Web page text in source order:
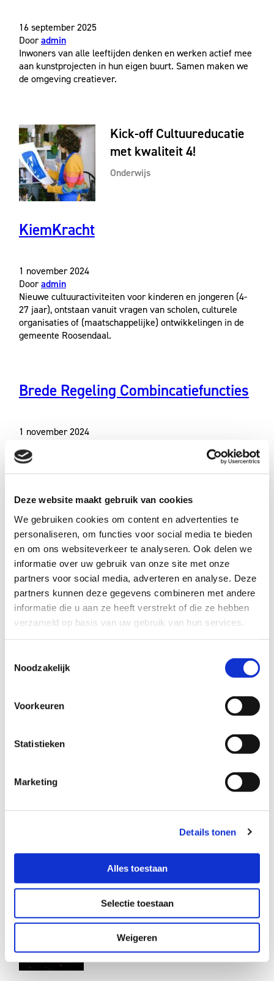
Deze website maakt gebruik van cookies
We gebruiken cookies om content en advertenties te
personaliseren, om functies voor social media te bieden
en om ons websiteverkeer te analyseren. Ook delen we
informatie over uw gebruik van onze site met onze
partners voor social media, adverteren en analyse. Deze
partners kunnen deze gegevens combineren met andere
informatie die u aan ze heeft verstrekt of die ze hebben
verzameld op basis van uw gebruik van hun services.
Noodzakelijk
Voorkeuren
Statistieken
Marketing
Details tonen
Alles toestaan
Selectie toestaan
Weigeren
16 september 2025
Dooradmin
Inwoners van alle leeftijden denken en werken actief mee
aan kunstprojecten in hun eigen buurt. Samen maken we
de omgeving creatiever.
Kick-off Cultuureducatie
met kwaliteit 4!
Onderwijs
KiemKracht
1 november 2024
Dooradmin
Nieuwe cultuuractiviteiten voor kinderen en jongeren (4-
27 jaar), ontstaan vanuit vragen van scholen, culturele
organisaties of (maatschappelijke) ontwikkelingen in de
gemeente Roosendaal.
Brede Regeling Combincatiefuncties
1 november 2024
Kunstprofessionals geven les op school aan kinderen (4-
12 jaar) om kinderen met plezier te laten leren en
Kunstloc Brabant komt met
workshops over investeren in
jezelf
Onderwijs
KunstUK laat peuters in
De SpaceBuzz komt naar
onbekende opdracht
Art2Hop voor ruim 200
derdejaars vmbo-leerlingen
Onderwijs